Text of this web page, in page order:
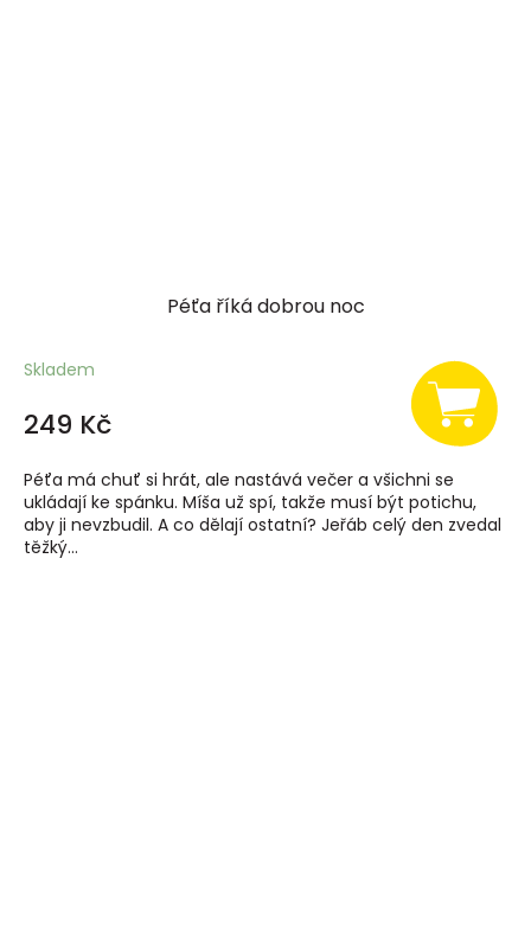
Péťa říká dobrou noc
Skladem
249 Kč
Péťa má chuť si hrát, ale nastává večer a všichni se
ukládají ke spánku. Míša už spí, takže musí být potichu,
aby ji nevzbudil. A co dělají ostatní? Jeřáb celý den zvedal
těžký...